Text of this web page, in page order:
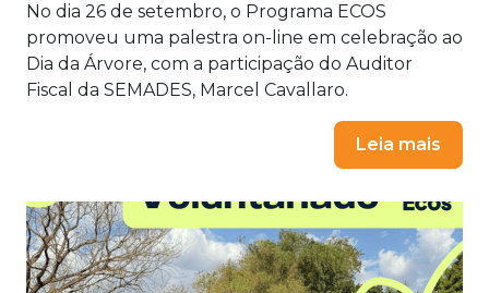
No dia 26 de setembro, o Programa ECOS
promoveu uma palestra on-line em celebração ao
Dia da Árvore, com a participação do Auditor
Fiscal da SEMADES, Marcel Cavallaro.
Leia mais